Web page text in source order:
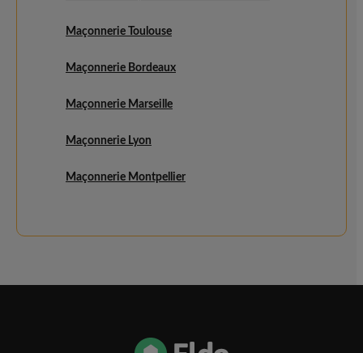
Maçonnerie Toulouse
Maçonnerie Bordeaux
Maçonnerie Marseille
Maçonnerie Lyon
Maçonnerie Montpellier